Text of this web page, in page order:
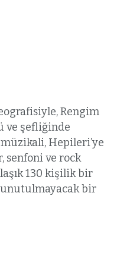
Rengim
ve şefliğinde
müzikali, Hepileri’ye
senfoni ve rock
130 kişilik bir
bir